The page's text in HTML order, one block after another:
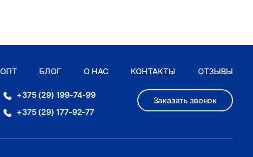
ОПТ БЛОГ О НАС КОНТАКТЫ ОТЗЫВЫ
+375 (29) 199-74-99
+375 (29) 177-92-77
Заказать звонок